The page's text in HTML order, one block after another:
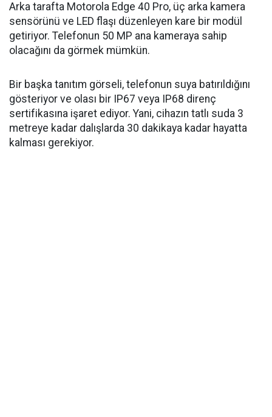
Arka tarafta Motorola Edge 40 Pro, üç arka kamera
sensörünü ve LED flaşı düzenleyen kare bir modül
getiriyor. Telefonun 50 MP ana kameraya sahip
olacağını da görmek mümkün.
Bir başka tanıtım görseli, telefonun suya batırıldığını
gösteriyor ve olası bir IP67 veya IP68 direnç
sertifikasına işaret ediyor. Yani, cihazın tatlı suda 3
metreye kadar dalışlarda 30 dakikaya kadar hayatta
kalması gerekiyor.